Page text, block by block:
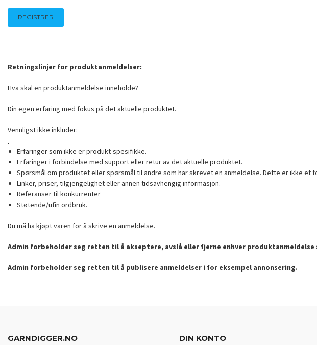
Retningslinjer for produktanmeldelser:
Hva skal en produktanmeldelse inneholde?
Din egen erfaring med fokus på det aktuelle produktet.
Vennligst ikke inkluder:
Erfaringer som ikke er produkt-spesifikke.
Erfaringer i forbindelse med support eller retur av det aktuelle produktet.
Spørsmål om produktet eller spørsmål til andre som har skrevet en anmeldelse. Dette er ikke et
Linker, priser, tilgjengelighet eller annen tidsavhengig informasjon.
Referanser til konkurrenter
Støtende/ufin ordbruk.
Du må ha kjøpt varen for å skrive en anmeldelse.
Admin forbeholder seg retten til å akseptere, avslå eller fjerne enhver
Admin forbeholder seg retten til å publisere anmeldelser i for eksempel annonsering.
GARNDIGGER.NO DIN KONTO